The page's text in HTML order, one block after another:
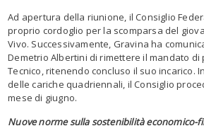
Ad apertura della riunione, il Consiglio
proprio cordoglio per la scomparsa del
Vivo. Successivamente, Gravina ha
Demetrio Albertini di rimettere il mandato
Tecnico, ritenendo concluso il suo incarico.
delle cariche quadriennali, il Consiglio
mese di giugno.
Nuove norme sulla sostenibilità economico-